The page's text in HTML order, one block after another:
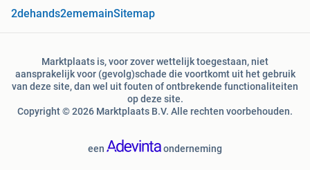
2dehands2ememainSitemap
Marktplaats is, voor zover wettelijk toegestaan, niet
aansprakelijk voor (gevolg)schade die voortkomt uit het gebruik
van deze site, dan wel uit fouten of ontbrekende functionaliteiten
op deze site.
Copyright © 2026 Marktplaats B.V. Alle rechten voorbehouden.
een onderneming